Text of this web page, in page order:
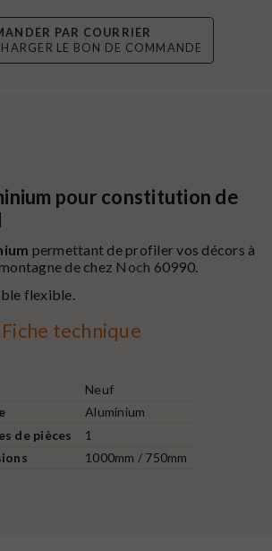
PAR COURRIER
LE BON DE COMMANDE
pour constitution de
permettant de profiler vos décors à
de chez Noch 60990.
flexible.
Fiche technique
Neuf
Aluminium
de pièces
1
1000mm / 750mm